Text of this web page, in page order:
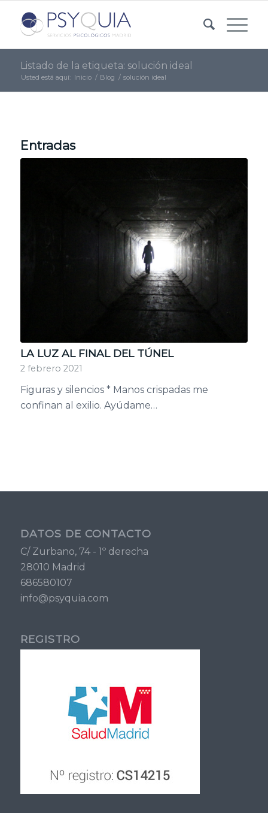
Listado de la etiqueta: solución ideal
Usted está aquí: Inicio / Blog / solución ideal
Entradas
LA LUZ AL FINAL DEL TÚNEL
2 febrero 2021
Figuras y silencios * Manos crispadas me
confinan al exilio. Ayúdame…
DATOS DE CONTACTO
C/ Zurbano, 74 - 1º derecha
28010 Madrid
686580107
info@psyquia.com
REGISTRO